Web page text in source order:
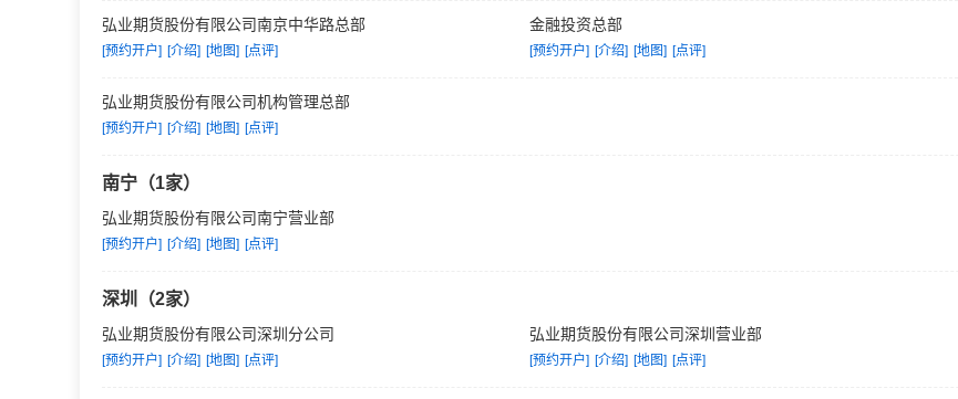
弘业期货股份有限公司南京中华路总部
[预约开户] [介绍] [地图] [点评]
金融投资总部
[预约开户] [介绍] [地图] [点评]
弘业期货股份有限公司机构管理总部
[预约开户] [介绍] [地图] [点评]
南宁（1家）
弘业期货股份有限公司南宁营业部
[预约开户] [介绍] [地图] [点评]
深圳（2家）
弘业期货股份有限公司深圳分公司
[预约开户] [介绍] [地图] [点评]
弘业期货股份有限公司深圳营业部
[预约开户] [介绍] [地图] [点评]